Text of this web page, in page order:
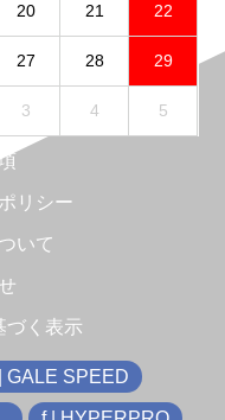
20 21 22
27 28 29
3 4 5
リシー
いて
づく表示
GALE SPEED